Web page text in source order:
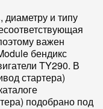
диаметру и типу
важен
бендикс
TY290. В
стартера)
подобрано под